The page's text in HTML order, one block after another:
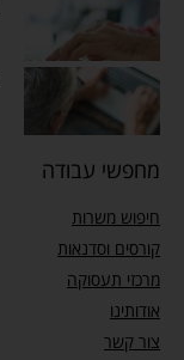
מחפשי עבודה
חיפוש משרות
קורסים וסדנאות
מרכזי תעסוקה
אודותינו
צור קשר